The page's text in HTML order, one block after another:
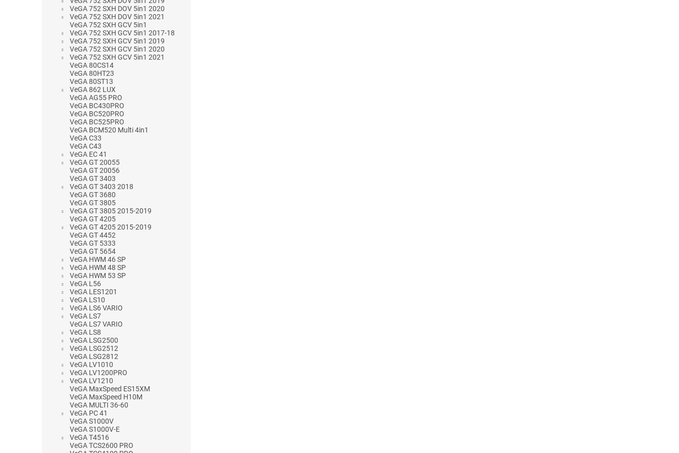
VeGA 752 SXH DOV 5in1 2020
VeGA 752 SXH DOV 5in1 2021
VeGA 752 SXH GCV 5in1
VeGA 752 SXH GCV 5in1 2017-18
VeGA 752 SXH GCV 5in1 2019
VeGA 752 SXH GCV 5in1 2020
VeGA 752 SXH GCV 5in1 2021
VeGA 80CS14
VeGA 80HT23
VeGA 80ST13
VeGA 862 LUX
VeGA AG55 PRO
VeGA BC430PRO
VeGA BC520PRO
VeGA BC525PRO
VeGA BCM520 Multi 4in1
VeGA C33
VeGA C43
VeGA EC 41
VeGA GT 20055
VeGA GT 20056
VeGA GT 3403
VeGA GT 3403 2018
VeGA GT 3680
VeGA GT 3805
VeGA GT 3805 2015-2019
VeGA GT 4205
VeGA GT 4205 2015-2019
VeGA GT 4452
VeGA GT 5333
VeGA GT 5654
VeGA HWM 46 SP
VeGA HWM 48 SP
VeGA HWM 53 SP
VeGA L56
VeGA LES1201
VeGA LS10
VeGA LS6 VARIO
VeGA LS7
VeGA LS7 VARIO
VeGA LS8
VeGA LSG2500
VeGA LSG2512
VeGA LSG2812
VeGA LV1010
VeGA LV1200PRO
VeGA LV1210
VeGA MaxSpeed ES15XM
VeGA MaxSpeed H10M
VeGA MULTI 36-60
VeGA PC 41
VeGA S1000V
VeGA S1000V-E
VeGA T4516
VeGA TCS2600 PRO